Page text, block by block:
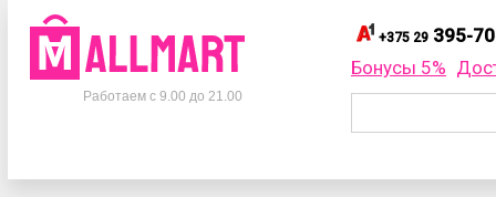
Телефоны
+375 33395-70-75
Работаем с 9.00 до 21.00
+375 29 395-
+375 29
Бонусы 5%